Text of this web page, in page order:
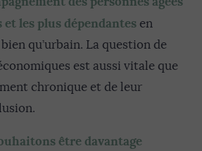
les plus dépendantes en
qu’urbain. La question de
est aussi vitale que
chronique et de leur
être davantage